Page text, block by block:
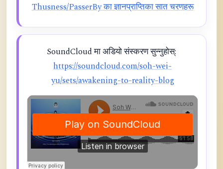
Thusness/PasserBy का ज्ञानप्राप्तिका सात चरणहरू
SoundCloud मा अडियो संस्करण सुन्नुहोस्:
https://soundcloud.com/soh-wei-
yu/sets/awakening-to-reality-blog